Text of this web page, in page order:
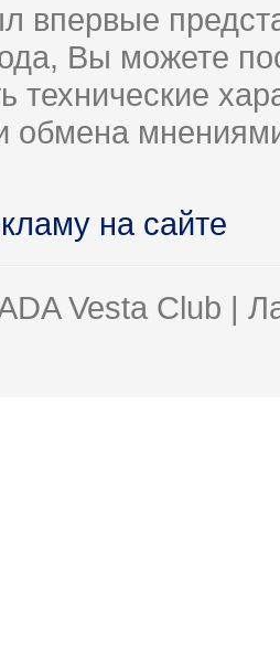
впервые
Вы можете
технические
обмена
на сайте
Vesta Club |